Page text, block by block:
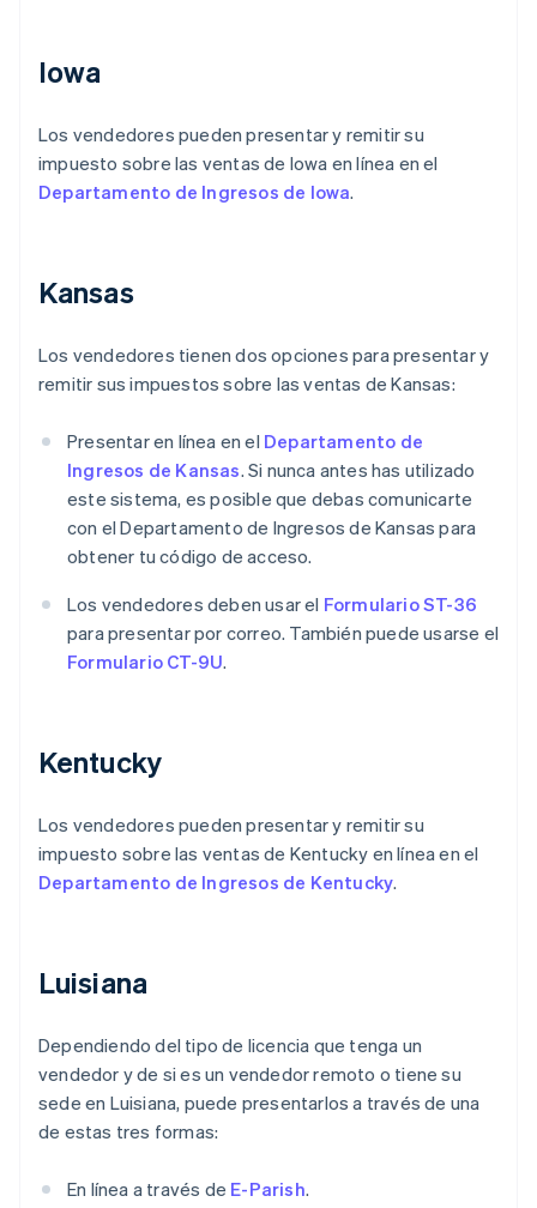
Iowa
Los vendedores pueden presentar y remitir su
impuesto sobre las ventas de Iowa en línea en el
Departamento de Ingresos de Iowa.
Kansas
Los vendedores tienen dos opciones para presentar y
remitir sus impuestos sobre las ventas de Kansas:
Presentar en línea en el Departamento de
Ingresos de Kansas. Si nunca antes has utilizado
este sistema, es posible que debas comunicarte
con el Departamento de Ingresos de Kansas para
obtener tu código de acceso.
Los vendedores deben usar el Formulario ST-36
para presentar por correo. También puede usarse el
Formulario CT-9U.
Kentucky
Los vendedores pueden presentar y remitir su
impuesto sobre las ventas de Kentucky en línea en el
Departamento de Ingresos de Kentucky.
Luisiana
Dependiendo del tipo de licencia que tenga un
vendedor y de si es un vendedor remoto o tiene su
sede en Luisiana, puede presentarlos a través de una
de estas tres formas:
En línea a través de E-Parish.